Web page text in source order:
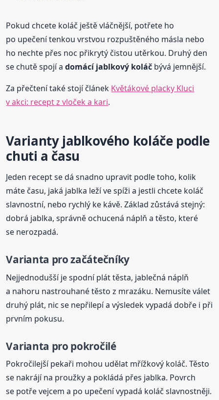
Pokud chcete koláč ještě vláčnější, potřete ho
po upečení tenkou vrstvou rozpuštěného másla nebo
ho nechte přes noc přikrytý čistou utěrkou. Druhý den
se chutě spojí adomácí jablkový koláč bývá jemnější.
Za přečtení také stojí článek Květákové placky Kluci
v akci: recept z vloček a kari.
Varianty jablkového koláče podle
chuti a času
Jeden recept se dá snadno upravit podle toho, kolik
máte času, jaká jablka leží ve spíži a jestli chcete koláč
slavnostní, nebo rychlý ke kávě. Základ zůstává stejný:
dobrá jablka, správně ochucená náplň a těsto, které
se nerozpadá.
Varianta pro začátečníky
Nejjednodušší je spodní plát těsta, jablečná náplň
a nahoru nastrouhané těsto z mrazáku. Nemusíte válet
druhý plát, nic se nepřilepí a výsledek vypadá dobře i při
prvním pokusu.
Varianta pro pokročilé
Pokročilejší pekaři mohou udělat mřížkový koláč. Těsto
se nakrájí na proužky a pokládá přes jablka. Povrch
se potře vejcem a po upečení vypadá koláč slavnostněji.